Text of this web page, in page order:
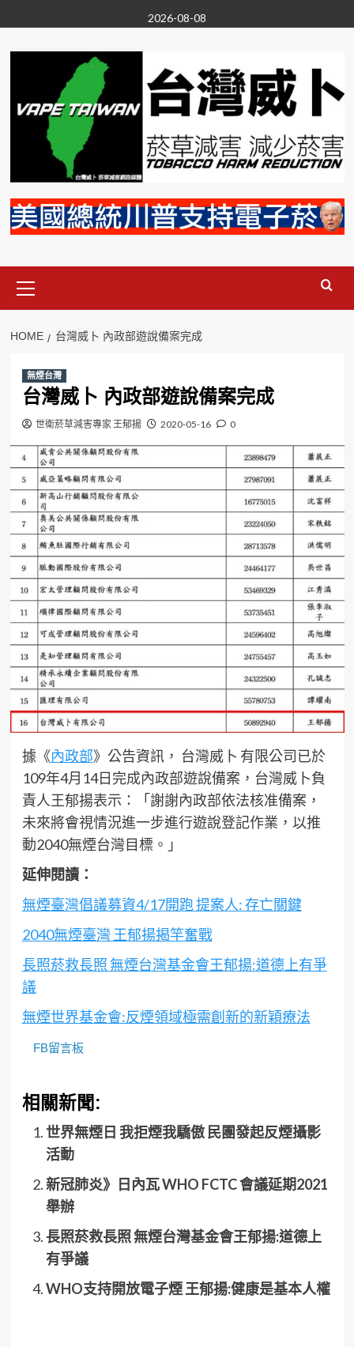
to
content
2026-08-08
Menu
HOME 台灣威卜 內政部遊說備案完成
無煙台灣
台灣威卜 內政部遊說備案完成
世衛菸草減害專家 王郁揚 2020-05-16 0
據《內政部》公告資訊， 台灣威卜 有限公司已於
109年4月14日完成內政部遊說備案，台灣威卜負
責人王郁揚表示：「謝謝內政部依法核准備案，
未來將會視情況進一步進行遊說登記作業，以推
動2040無煙台灣目標。」
延伸閱讀：
無煙臺灣倡議募資4/17開跑 提案人: 存亡關鍵
2040無煙臺灣 王郁揚揭竿奮戰
長照菸救長照 無煙台灣基金會王郁揚:道德上有爭
議
無煙世界基金會:反煙領域極需創新的新穎療法
FB留言板
相關新聞:
世界無煙日 我拒煙我驕傲 民團發起反煙攝影
活動
新冠肺炎》日內瓦 WHO FCTC 會議延期2021
舉辦
長照菸救長照 無煙台灣基金會王郁揚:道德上
有爭議
WHO支持開放電子煙 王郁揚:健康是基本人權